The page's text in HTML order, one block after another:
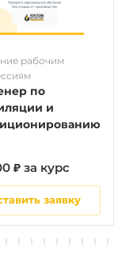
рабочим
по
и
₽ за курс
заявку